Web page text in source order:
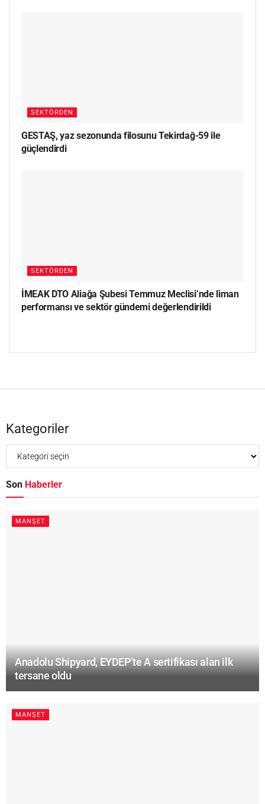
SEKTÖRDEN
GESTAŞ, yaz sezonunda filosunu Tekirdağ-59 ile
güçlendirdi
SEKTÖRDEN
İMEAK DTO Aliağa Şubesi Temmuz Meclisi’nde liman
performansı ve sektör gündemi değerlendirildi
Kategoriler
Son Haberler
MANŞET
Anadolu Shipyard, EYDEP’te A sertifikası alan ilk
tersane oldu
MANŞET